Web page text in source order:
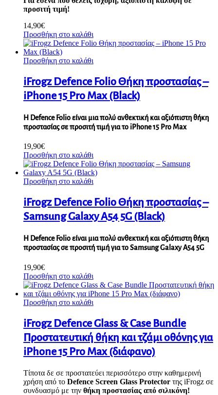
προσιτή τιμή!
14,90€
Προσθήκη στο καλάθι
Προσθήκη στο καλάθι
iFrogz Defence Folio Θήκη προστασίας –
iPhone 15 Pro Max (Black)
H Defence Folio είναι μια πολύ ανθεκτική και αξιόπιστη θήκη
προστασίας σε προσιτή τιμή για το iPhone 15 Pro Max
19,90€
Προσθήκη στο καλάθι
Προσθήκη στο καλάθι
iFrogz Defence Folio Θήκη προστασίας –
Samsung Galaxy A54 5G (Black)
H Defence Folio είναι μια πολύ ανθεκτική και αξιόπιστη θήκη
προστασίας σε προσιτή τιμή για το Samsung Galaxy A54 5G
19,90€
Προσθήκη στο καλάθι
Προσθήκη στο καλάθι
iFrogz Defence Glass & Case Bundle
Προστατευτική θήκη και τζάμι οθόνης για
iPhone 15 Pro Max (διάφανο)
Τίποτα δε σε προστατεύει περισσότερο στην καθημερινή
χρήση από το Defence Screen Glass Protector της iFrogz σε
συνδυασμό με την θήκη προστασίας από σιλικόνη!